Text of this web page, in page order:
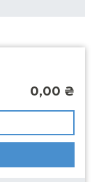
0,00 ₴